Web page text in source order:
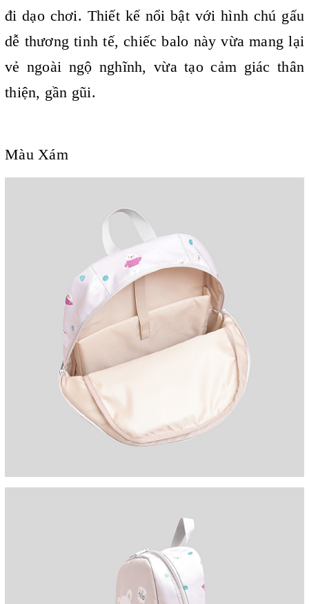
đi dạo chơi. Thiết kế nổi bật với hình chú gấu
dễ thương tinh tế, chiếc balo này vừa mang lại
vẻ ngoài ngộ nghĩnh, vừa tạo cảm giác thân
thiện, gần gũi.
Màu Xám